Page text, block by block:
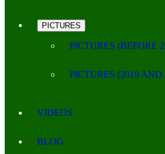
PICTURES
PICTURES (BEFORE
PICTURES (2019 AND
VIDEOS
BLOG